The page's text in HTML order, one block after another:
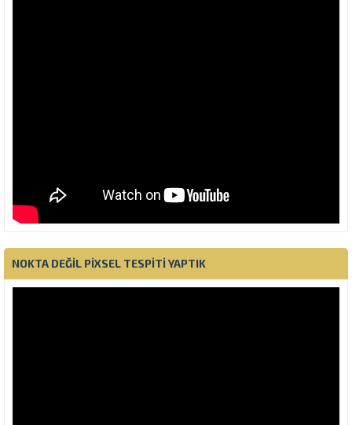
NOKTA DEĞIL PIXSEL TESPITI YAPTIK